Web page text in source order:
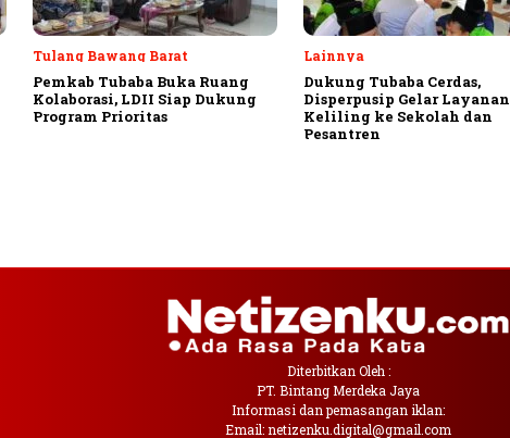
Tulang Bawang Barat
Pemkab Tubaba Buka Ruang
Kolaborasi, LDII Siap Dukung
Program Prioritas
Lainnya
Dukung Tubaba Cerdas,
Disperpusip Gelar Layanan
Keliling ke Sekolah dan
Pesantren
Diterbitkan Oleh :
PT. Bintang Merdeka Jaya
Informasi dan pemasangan iklan:
Email: netizenku.digital@gmail.com